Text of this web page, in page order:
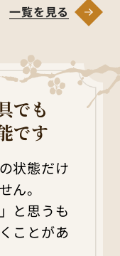
一覧を見る
でも
です
状態だけ
ん。
と思うも
ことがあ